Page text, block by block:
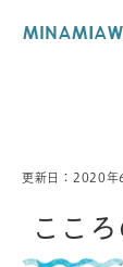
本
更新日：2020年
ここ